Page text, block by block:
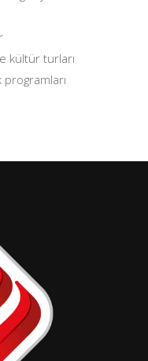
kültür turları
programları